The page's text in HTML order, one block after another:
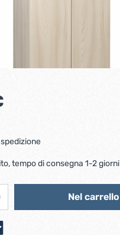
tempo di consegna 1-2 giorni
Nel carrello